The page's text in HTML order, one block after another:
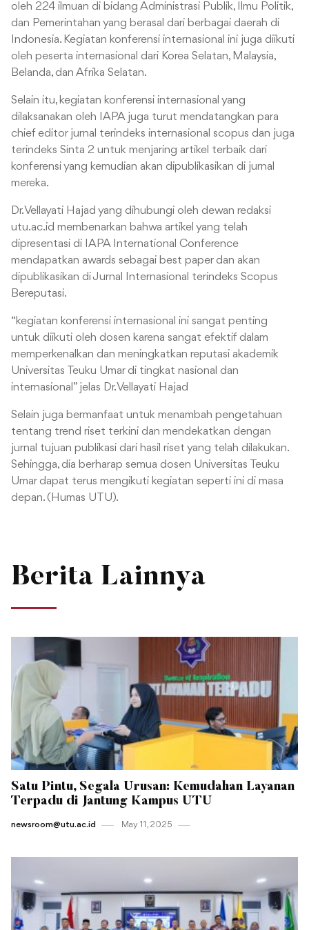
oleh 224 ilmuan di bidang Administrasi Publik, Ilmu Politik,
dan Pemerintahan yang berasal dari berbagai daerah di
Indonesia. Kegiatan konferensi internasional ini juga diikuti
oleh peserta internasional dari Korea Selatan, Malaysia,
Belanda, dan Afrika Selatan.
Selain itu, kegiatan konferensi internasional yang
dilaksanakan oleh IAPA juga turut mendatangkan para
chief editor jurnal terindeks internasional scopus dan juga
terindeks Sinta 2 untuk menjaring artikel terbaik dari
konferensi yang kemudian akan dipublikasikan di jurnal
mereka.
Dr. Vellayati Hajad yang dihubungi oleh dewan redaksi
utu.ac.id membenarkan bahwa artikel yang telah
dipresentasi di IAPA International Conference
mendapatkan awards sebagai best paper dan akan
dipublikasikan di Jurnal Internasional terindeks Scopus
Bereputasi.
“kegiatan konferensi internasional ini sangat penting
untuk diikuti oleh dosen karena sangat efektif dalam
memperkenalkan dan meningkatkan reputasi akademik
Universitas Teuku Umar di tingkat nasional dan
internasional” jelas Dr. Vellayati Hajad
Selain juga bermanfaat untuk menambah pengetahuan
tentang trend riset terkini dan mendekatkan dengan
jurnal tujuan publikasi dari hasil riset yang telah dilakukan.
Sehingga, dia berharap semua dosen Universitas Teuku
Umar dapat terus mengikuti kegiatan seperti ini di masa
depan. (Humas UTU).
Berita Lainnya
Satu Pintu, Segala Urusan: Kemudahan Layanan
Terpadu di Jantung Kampus UTU
newsroom@utu.ac.id May 11 , 2025